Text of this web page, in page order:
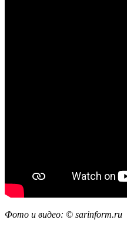
Фото и видео: © sarinform.ru